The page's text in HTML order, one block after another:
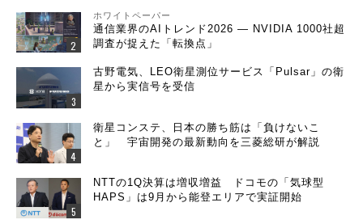
ホワイトペーパー
通信業界のAIトレンド2026 ― NVIDIA 1000社超
調査が捉えた「転換点」
古野電気、LEO衛星測位サービス「Pulsar」の衛
星から実信号を受信
衛星コンステ、日本の勝ち筋は「負けないこ
と」 宇宙開発の最新動向を三菱総研が解説
NTTの1Q決算は増収増益 ドコモの「気球型
HAPS」は9月から能登エリアで実証開始